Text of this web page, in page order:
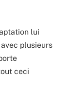
lui
plusieurs
ceci